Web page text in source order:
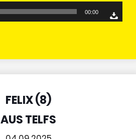
00:00
FELIX (8)
AUS TELFS